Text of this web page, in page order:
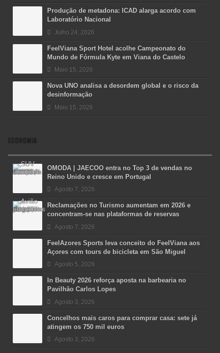
Produção de metadona: ICAD alarga acordo com
Laboratório Nacional
Julho 24, 2026
FeelViana Sport Hotel acolhe Campeonato do
Mundo de Fórmula Kyte em Viana do Castelo
Maio 15, 2026
Nova UNO analisa a desordem global e o risco da
desinformação
Maio 15, 2026
ECONOMIA
OMODA | JAECOO entra no Top 3 de vendas no
Reino Unido e cresce em Portugal
Agosto 7, 2026
Reclamações no Turismo aumentam em 2026 e
concentram-se nas plataformas de reservas
Agosto 7, 2026
FeelAzores Sports leva conceito do FeelViana aos
Açores com tours de bicicleta em São Miguel
Agosto 5, 2026
In Beauty 2026 reforça aposta na barbearia no
Pavilhão Carlos Lopes
Agosto 3, 2026
Concelhos mais caros para comprar casa: sete já
atingem os 750 mil euros
Agosto 3, 2026